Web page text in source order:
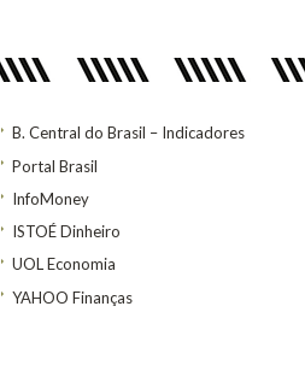
B. Central do Brasil – Indicadores
Portal Brasil
InfoMoney
ISTOÉ Dinheiro
UOL Economia
YAHOO Finanças